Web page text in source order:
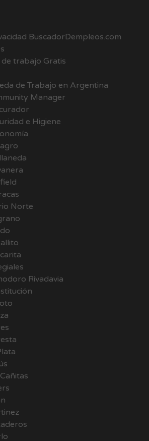
BuscadorDempleos.com
de trabajo Gratis
de Trabajo en Argentina
Manager
e Higiene
Norte
Rivadavia